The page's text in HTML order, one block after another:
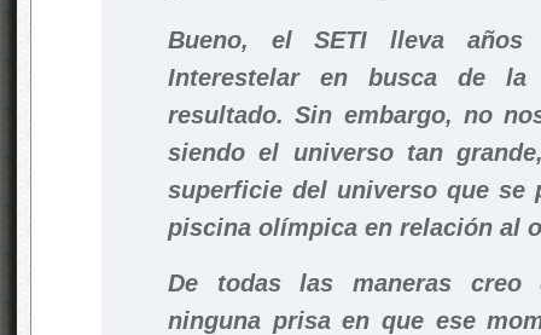
Bueno, el SETI lleva años
Interestelar en busca de
resultado. Sin embargo, no
siendo el universo tan
superficie del universo que se
piscina olímpica en relación al
De todas las maneras creo
ninguna prisa en que ese